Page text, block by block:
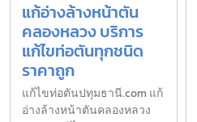
แก้อ่างล้างหน้าตัน
คลองหลวง บริการ
แก้ไขท่อตันทุกชนิด
ราคาถูก
แก้ไขท่อตันปทุมธานี.com แก้
อ่างล้างหน้าตันคลองหลวง